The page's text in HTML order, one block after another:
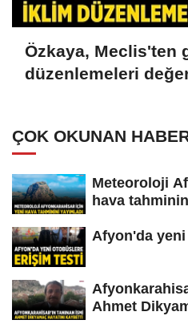
Özkaya, Meclis'ten
düzenlemeleri
ÇOK OKUNAN
Meteoroloji
hava
Afyon'da
Ahmet